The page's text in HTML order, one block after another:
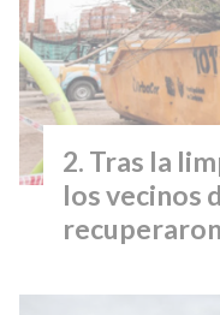
Tras la
los vecinos